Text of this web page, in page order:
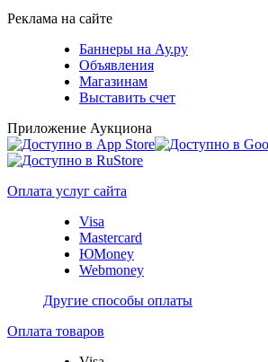
Реклама на сайте
Баннеры на Ау.ру
Объявления
Магазинам
Выставить счет
Приложение Аукциона
Оплата услуг сайта
Visa
Mastercard
ЮMoney
Webmoney
Другие способы оплаты
Оплата товаров